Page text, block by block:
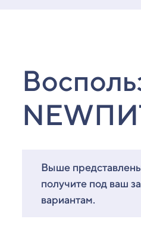
Выше
получите под ваш
вариантам.